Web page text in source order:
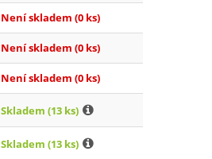
Není skladem (0 ks)
Není skladem (0 ks)
Není skladem (0 ks)
Skladem (13 ks)
Skladem (13 ks)